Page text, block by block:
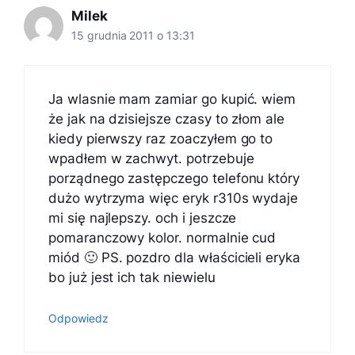
Milek
15 grudnia 2011 o 13:31
Ja wlasnie mam zamiar go kupić. wiem
że jak na dzisiejsze czasy to złom ale
kiedy pierwszy raz zoaczyłem go to
wpadłem w zachwyt. potrzebuje
porządnego zastępczego telefonu który
dużo wytrzyma więc eryk r310s wydaje
mi się najlepszy. och i jeszcze
pomaranczowy kolor. normalnie cud
miód 🙂 PS. pozdro dla właścicieli eryka
bo już jest ich tak niewielu
Odpowiedz